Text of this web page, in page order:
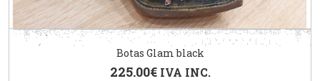
Botas Glam black
225.00€ IVA INC.